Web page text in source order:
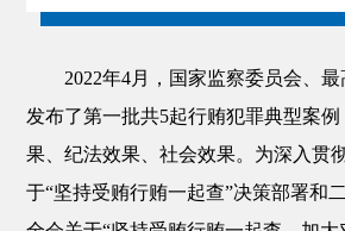
2022年4月，国家监察委员会、
发布了第一批共5起行贿犯罪典型案
果、纪法效果、社会效果。为深入贯
于“坚持受贿行贿一起查”决策部署和